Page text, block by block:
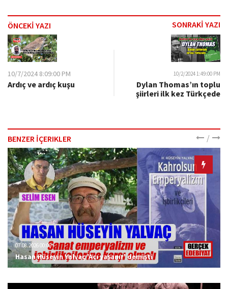
ÖNCEKİ YAZI SONRAKİ YAZI
10/7/2024 8:09:00 PM
Ardıç ve ardıç kuşu
10/2/2024 1:49:00 PM
Dylan Thomas’ın toplu
şiirleri ilk kez Türkçede​
BENZER İÇERIKLER /
07.08.2026 00:09
Hasan Hüseyin Yalvaç 'Acı yaşanır' demişti